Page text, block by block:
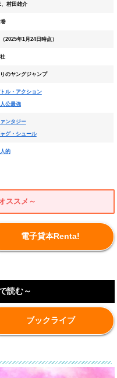
、村田雄介
2025年1月24日時点）
のヤングジャンプ
ル・アクション
公最強
ンタジー
グ・シュール
的
ススメ～
電子貸本Renta!
読む～
ブックライブ